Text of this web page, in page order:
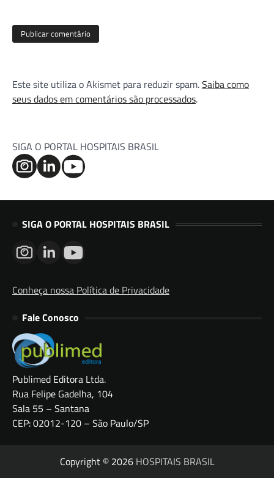
Este site utiliza o Akismet para reduzir spam.Saiba como
seus dados em comentários são processados.
SIGA O PORTAL HOSPITAIS BRASIL
SIGA O PORTAL HOSPITAIS BRASIL
Conheça nossa Política de Privacidade
Fale Conosco
Publimed Editora Ltda.
Rua Felipe Gadelha, 104
Sala 55 – Santana
CEP: 02012-120 – São Paulo/SP
Copyright © 2026 HOSPITAIS BRASIL